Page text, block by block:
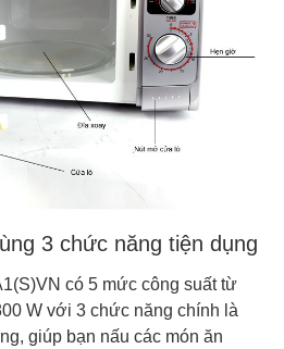
3 chức năng tiện dụng
có 5 mức công suất từ
W với 3 chức năng chính là
giúp bạn nấu các món ăn